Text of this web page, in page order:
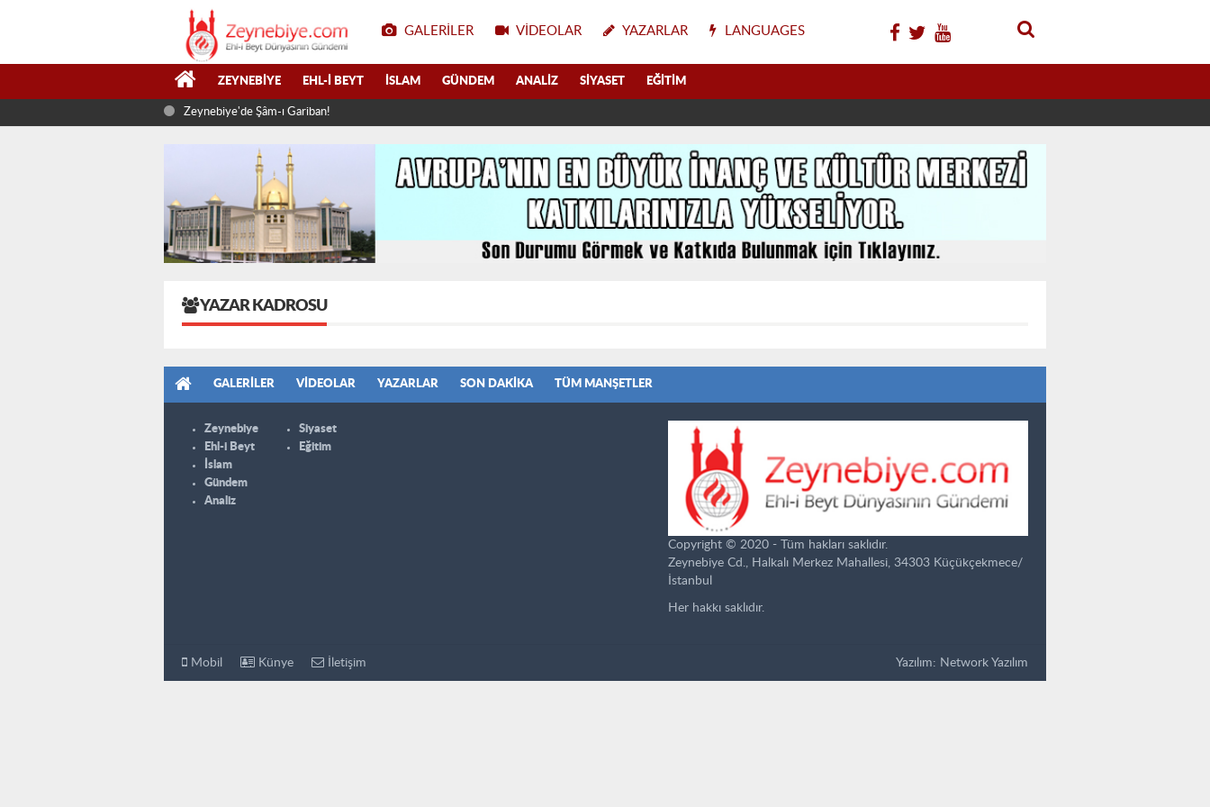
GALERILER VIDEOLAR YAZARLAR LANGUAGES
ZEYNEBIYE EHL-I BEYT İSLAM GÜNDEM ANALIZ SIYASET EĞITIM
Zeynebiye'de Şâm-ı Gariban!
YAZAR KADROSU
GALERILER VIDEOLAR YAZARLAR SON DAKIKA TÜM MANŞETLER
Zeynebiye
Ehl-i Beyt
İslam
Gündem
Analiz
Siyaset
Eğitim
Copyright © 2020 - Tüm hakları saklıdır.
Zeynebiye Cd., Halkalı Merkez Mahallesi, 34303 Küçükçekmece/
İstanbul
Her hakkı saklıdır.
Mobil Künye İletişim Yazılım: Network Yazılım